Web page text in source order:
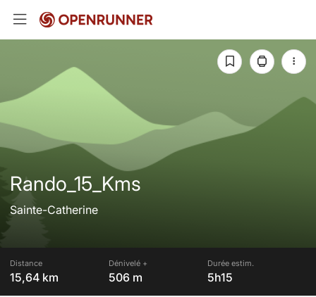
Rando_15_Kms
Sainte-Catherine
Distance
15,64 km
Dénivelé +
506 m
Durée estim.
5h15